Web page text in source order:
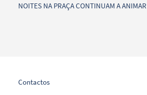
NOITES NA PRAÇA CONTINUAM A
Contactos